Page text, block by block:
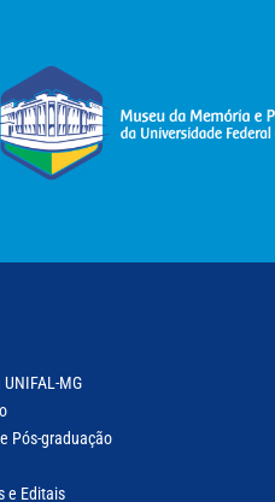
MG
Pós-graduação
e Editais